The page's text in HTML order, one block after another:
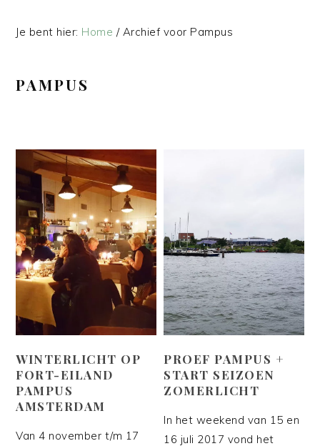
Je bent hier: Home /Archief voor Pampus
PAMPUS
WINTERLICHT OP
FORT-EILAND
PAMPUS
AMSTERDAM
Van 4 november t/m 17
PROEF PAMPUS +
START SEIZOEN
ZOMERLICHT
In het weekend van 15 en
16 juli 2017 vond het